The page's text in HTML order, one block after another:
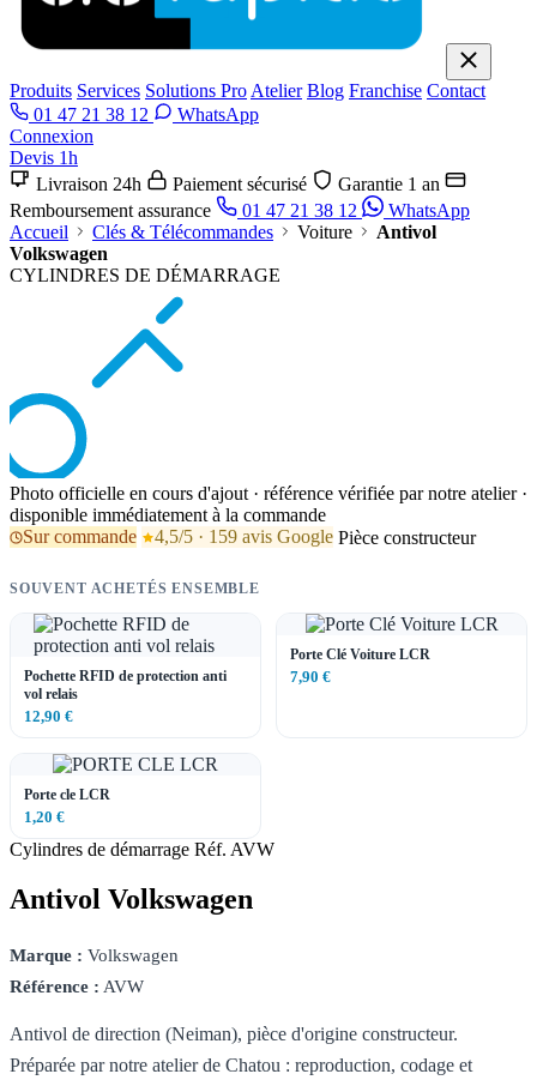
Produits Services Solutions Pro Atelier Blog Franchise Contact
01 47 21 38 12
WhatsApp
Connexion
Devis 1h
Livraison 24h
Paiement sécurisé
Garantie 1 an
Remboursement assurance
01 47 21 38 12
WhatsApp
Accueil
Clés & Télécommandes Voiture
Antivol
Volkswagen
CYLINDRES DE DÉMARRAGE
Photo officielle en cours d'ajout · référence vérifiée par notre atelier ·
disponible immédiatement à la commande
Sur commande
4,5/5 · 159 avis Google Pièce constructeur
SOUVENT ACHETÉS ENSEMBLE
Pochette RFID de protection anti
vol relais
12,90 €
Porte Clé Voiture LCR
7,90 €
Porte cle LCR
1,20 €
Cylindres de démarrage Réf. AVW
Antivol Volkswagen
Marque : Volkswagen
Référence : AVW
Antivol de direction (Neiman), pièce d'origine constructeur.
Préparée par notre atelier de Chatou : reproduction, codage et